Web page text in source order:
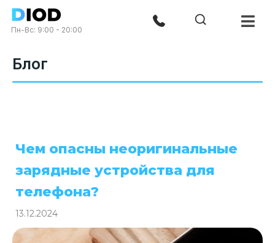
Пн-Вс: 9:00 - 20:00
Блог
Чем опасны неоригинальные
зарядные устройства для
телефона?
13.12.2024